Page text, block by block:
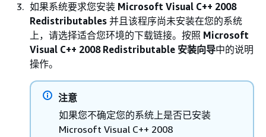
如果系统要求您安装 Microsoft Visual C++ 2008
Redistributables 并且该程序尚未安装在您的系统
上，请选择适合您环境的下载链接。按照 Microsoft
Visual C++ 2008 Redistributable 安装向导中的说明
操作。
注意
如果您不确定您的系统上是否已安装
Microsoft Visual C++ 2008